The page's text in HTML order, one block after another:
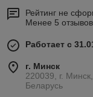
Рейтинг не
Менее 5
Работает с
г. Минск
220039, г.
Беларусь